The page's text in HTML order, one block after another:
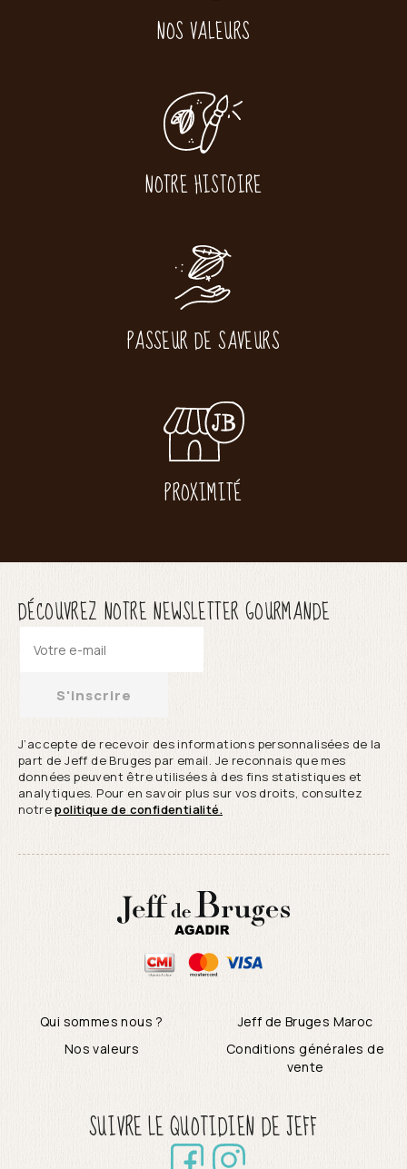
NOS VALEURS
NOTRE HISTOIRE
PASSEUR DE SAVEURS
PROXIMITÉ
DÉCOUVREZ NOTRE NEWSLETTER GOURMANDE
S'inscrire
J’accepte de recevoir des informations personnalisées de la
part de Jeff de Bruges par email. Je reconnais que mes
données peuvent être utilisées à des fins statistiques et
analytiques. Pour en savoir plus sur vos droits, consultez
notrepolitique de confidentialité.
Qui sommes nous ?
Jeff de Bruges Maroc
Nos valeurs
Conditions générales de
vente
SUIVRE LE QUOTIDIEN DE JEFF